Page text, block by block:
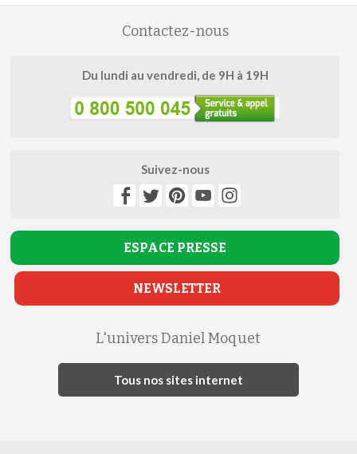
Contactez-nous
Du lundi au vendredi, de 9H à 19H
Suivez-nous
ESPACE PRESSE
NEWSLETTER
L'univers Daniel Moquet
Tous nos sites internet